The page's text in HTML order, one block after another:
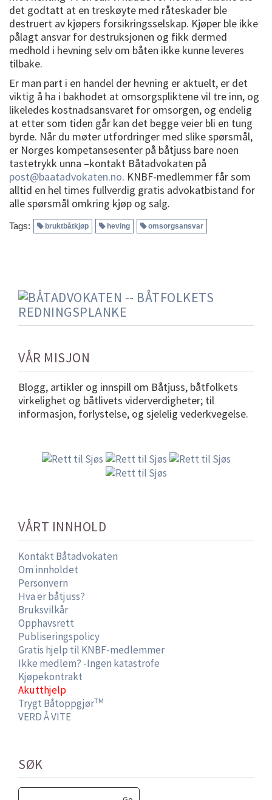
det godtatt at en treskøyte med råteskader ble
destruert av kjøpers forsikringsselskap. Kjøper ble ikke
pålagt ansvar for destruksjonen og fikk dermed
medhold i hevning selv om båten ikke kunne leveres
tilbake.
Er man part i en handel der hevning er aktuelt, er det
viktig å ha i bakhodet at omsorgspliktene vil tre inn, og
likeledes kostnadsansvaret for omsorgen, og endelig
at etter som tiden går kan det begge veier bli en tung
byrde. Når du møter utfordringer med slike spørsmål,
er Norges kompetansesenter på båtjuss bare noen
tastetrykk unna –kontakt Båtadvokaten på
post@baatadvokaten.no. KNBF-medlemmer får som
alltid en hel times fullverdig gratis advokatbistand for
alle spørsmål omkring kjøp og salg.
Tags: bruktbåtkjøp heving omsorgsansvar
VÅR MISJON
Blogg, artikler og innspill om Båtjuss, båtfolkets
virkelighet og båtlivets viderverdigheter; til
informasjon, forlystelse, og sjelelig vederkvegelse.
VÅRT INNHOLD
Kontakt Båtadvokaten
Om innholdet
Personvern
Hva er båtjuss?
Bruksvilkår
Opphavsrett
Publiseringspolicy
Gratis hjelp til KNBF-medlemmer
Ikke medlem? -Ingen katastrofe
Kjøpekontrakt
Akutthjelp
Trygt BåtoppgjørTM
VERD Å VITE
SØK